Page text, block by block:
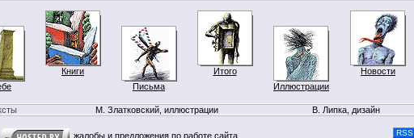
Книги
Письма
Итого
Иллюстрации
Новости
М. Златковский, иллюстрации В. Липка, дизайн
жалобы и предложения по работе сайта RSS